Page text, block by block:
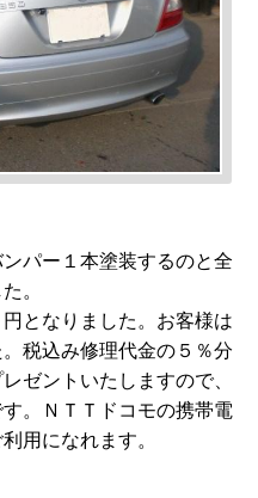
パー１本塗装するのと全
。
となりました。お客様は
税込み修理代金の５％分
ゼントいたしますので、
。ＮＴＴドコモの携帯電
用になれます。